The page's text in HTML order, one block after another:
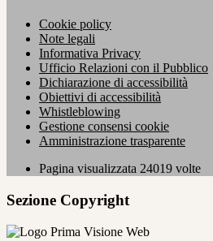
Cookie policy
Note legali
Informativa Privacy
Ufficio Relazioni con il Pubblico
Dichiarazione di accessibilità
Obiettivi di accessibilità
Whistleblowing
Gestione consensi cookie
Amministrazione trasparente
Pagina visualizzata 24019 volte
Sezione Copyright